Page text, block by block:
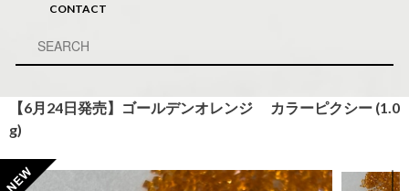
CONTACT
【6月24日発売】ゴールデンオレンジ カラーピクシー (1.0
g)